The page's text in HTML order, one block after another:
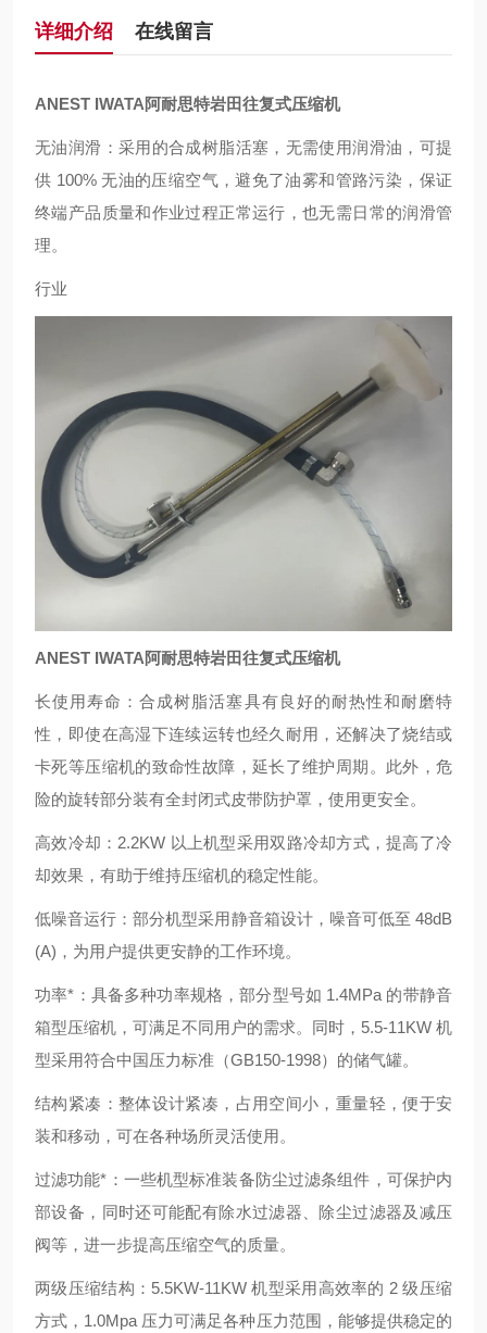
详细介绍 在线留言
ANEST IWATA阿耐思特岩田往复式压缩机
无油润滑：采用的合成树脂活塞，无需使用润滑油，可提
供 100% 无油的压缩空气，避免了油雾和管路污染，保证
终端产品质量和作业过程正常运行，也无需日常的润滑管
理。
行业
ANEST IWATA阿耐思特岩田往复式压缩机
长使用寿命：合成树脂活塞具有良好的耐热性和耐磨特
性，即使在高湿下连续运转也经久耐用，还解决了烧结或
卡死等压缩机的致命性故障，延长了维护周期。此外，危
险的旋转部分装有全封闭式皮带防护罩，使用更安全。
高效冷却：2.2KW 以上机型采用双路冷却方式，提高了冷
却效果，有助于维持压缩机的稳定性能。
低噪音运行：部分机型采用静音箱设计，噪音可低至 48dB
(A)，为用户提供更安静的工作环境。
功率*：具备多种功率规格，部分型号如 1.4MPa 的带静音
箱型压缩机，可满足不同用户的需求。同时，5.5-11KW 机
型采用符合中国压力标准（GB150-1998）的储气罐。
结构紧凑：整体设计紧凑，占用空间小，重量轻，便于安
装和移动，可在各种场所灵活使用。
过滤功能*：一些机型标准装备防尘过滤条组件，可保护内
部设备，同时还可能配有除水过滤器、除尘过滤器及减压
阀等，进一步提高压缩空气的质量。
两级压缩结构：5.5KW-11KW 机型采用高效率的 2 级压缩
方式，1.0Mpa 压力可满足各种压力范围，能够提供稳定的